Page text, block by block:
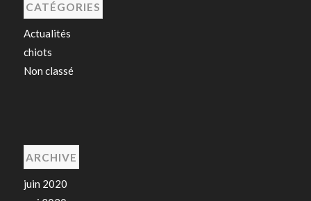
CATÉGORIES
Actualités
chiots
Non classé
ARCHIVE
juin 2020